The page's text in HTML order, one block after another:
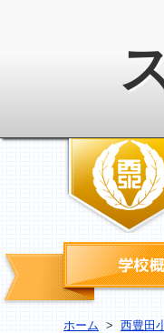
ホーム > 西豊田